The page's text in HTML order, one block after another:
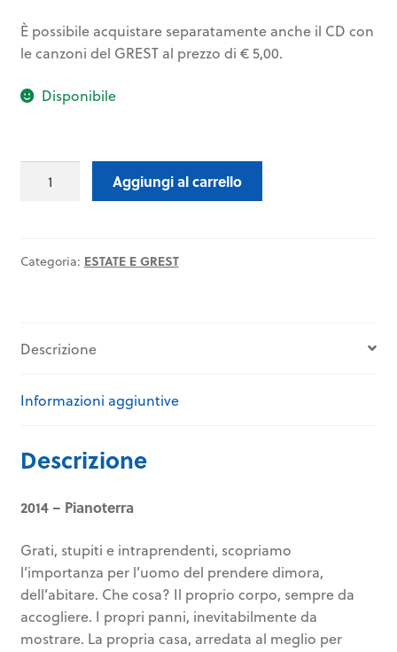
È possibile acquistare separatamente anche il CD con
le canzoni del GREST al prezzo di € 5,00.
Disponibile
Grest
PIANO
Aggiungi al carrello
Categoria: ESTATE E GREST
Descrizione
Informazioni aggiuntive
Descrizione
2014 – Pianoterra
Grati, stupiti e intraprendenti, scopriamo
l’importanza per l’uomo del prendere dimora,
dell’abitare. Che cosa? Il proprio corpo, sempre da
accogliere. I propri panni, inevitabilmente da
mostrare. La propria casa, arredata al meglio per